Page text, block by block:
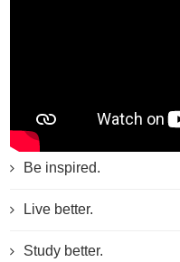
KATEGORIEN
Be inspired.
Live better.
Study better.